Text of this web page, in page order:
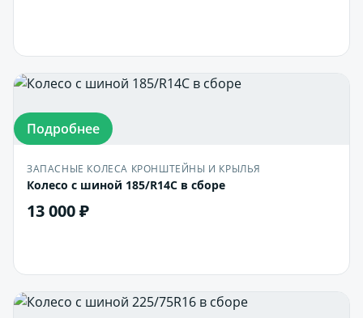
Подробнее
ЗАПАСНЫЕ КОЛЕСА КРОНШТЕЙНЫ И КРЫЛЬЯ
Колесо с шиной 185/R14С в сборе
13 000 ₽